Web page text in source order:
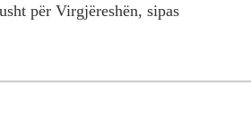
për Virgjëreshën, sipas